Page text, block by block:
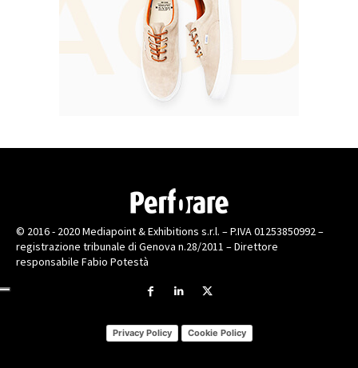
© 2016 - 2020 Mediapoint & Exhibitions s.r.l. – P.IVA 01253850992 –
registrazione tribunale di Genova n.28/2011 – Direttore
responsabile Fabio Potestà
Privacy Policy Cookie Policy